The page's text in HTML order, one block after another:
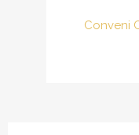
Conveni